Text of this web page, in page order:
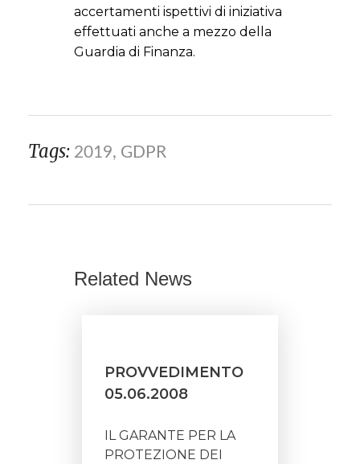
accertamenti ispettivi di iniziativa
effettuati anche a mezzo della
Guardia di Finanza.
Tags: 2019, GDPR
Related News
PROVVEDIMENTO
05.06.2008
IL GARANTE PER LA
PROTEZIONE DEI